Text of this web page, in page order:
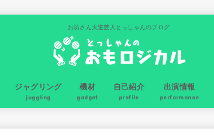
お坊さん大道芸人とっしゃんのブログ
ジャグリング
juggling
機材
gadget
自己紹介
profile
出演情報
performance